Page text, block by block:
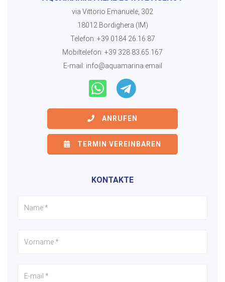
via Vittorio Emanuele, 302
18012 Bordighera (IM)
Telefon: +39 0184 26.16.87
Mobiltelefon: +39 328 83.65.167
E-mail: info@aquamarina.email
ANRUFEN
TERMIN VEREINBAREN
KONTAKTE